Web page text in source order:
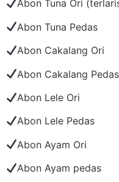
Abon Tuna Ori
Abon Tuna Pedas
Abon Cakalang Ori
Abon Cakalang Pedas
Abon Lele Ori
Abon Lele Pedas
Abon Ayam Ori
Abon Ayam pedas